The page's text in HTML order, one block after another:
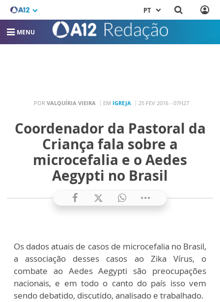
PT
MENU
POR VALQUÍRIA VIEIRA EM IGREJA 25 FEV 2016 - 07H27
Coordenador da Pastoral da
Criança fala sobre a
microcefalia e o Aedes
Aegypti no Brasil
Os dados atuais de casos de microcefalia no Brasil,
a associação desses casos ao Zika Vírus, o
combate ao Aedes Aegypti são preocupações
nacionais, e em todo o canto do país isso vem
sendo debatido, discutido, analisado e trabalhado.